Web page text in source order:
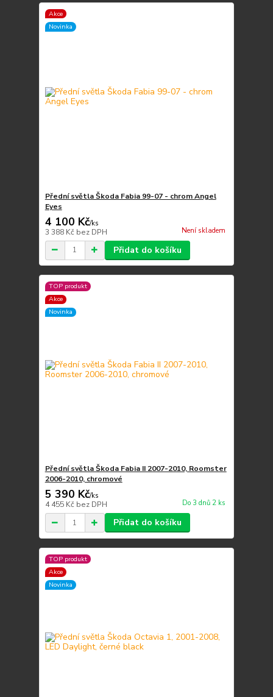
Akce
Novinka
Přední světla Škoda Fabia 99-07 - chrom Angel
Eyes
4 100 Kč/ks
3 388 Kč bez DPH Není skladem
Přidat do košíku
TOP produkt
Akce
Novinka
Přední světla Škoda Fabia II 2007-2010, Roomster
2006-2010, chromové
5 390 Kč/ks
4 455 Kč bez DPH Do 3 dnů 2 ks
Přidat do košíku
TOP produkt
Akce
Novinka